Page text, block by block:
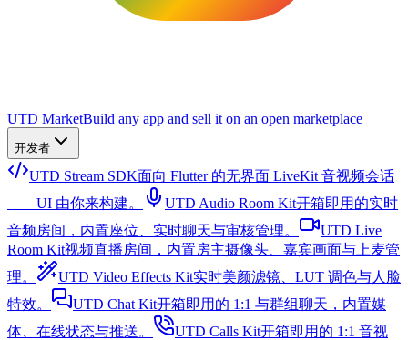
UTD MarketBuild any app and sell it on an open marketplace
开发者
UTD Stream SDK面向 Flutter 的无界面 LiveKit 音视频会话
——UI 由你来构建。
UTD Audio Room Kit开箱即用的实时
音频房间，内置座位、实时聊天与审核管理。
UTD Live
Room Kit视频直播房间，内置房主摄像头、嘉宾画面与上麦管
理。
UTD Video Effects Kit实时美颜滤镜、LUT 调色与人脸
特效。
UTD Chat Kit开箱即用的 1:1 与群组聊天，内置媒
体、在线状态与推送。
UTD Calls Kit开箱即用的 1:1 音视